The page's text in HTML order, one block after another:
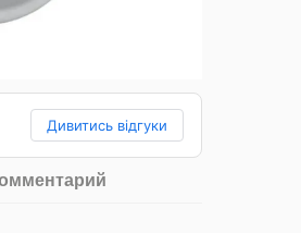
Дивитись відгуки